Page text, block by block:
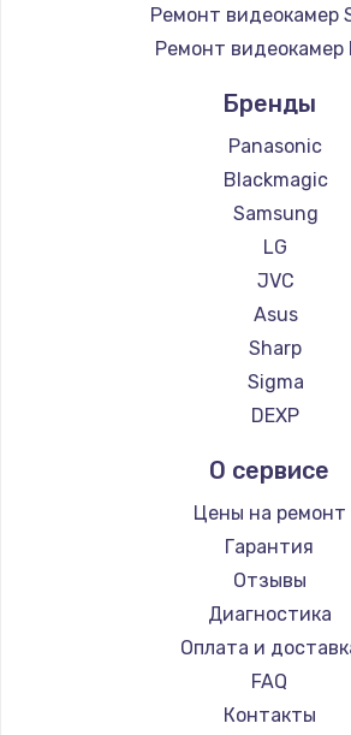
Ремонт видеокамер
Ремонт видеокамер
Бренды
Panasonic
Blackmagic
Samsung
LG
JVC
Asus
Sharp
Sigma
DEXP
О сервисе
Цены на ремонт
Гарантия
Отзывы
Диагностика
Оплата и
FAQ
Контакты